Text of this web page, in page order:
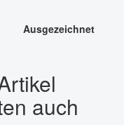
Ausgezeichnet
auch